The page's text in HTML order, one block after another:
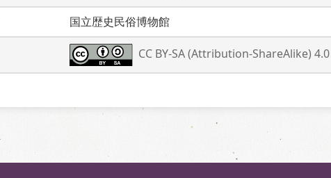
国立歴史民俗博物館
CC BY-SA (Attribution-ShareAlike) 4.0